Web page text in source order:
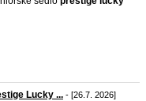
Lucky ... - [26.7. 2026]